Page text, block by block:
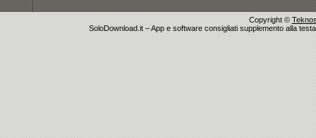
Copyright ©
SoloDownload.it – App e software consigliati supplemento alla